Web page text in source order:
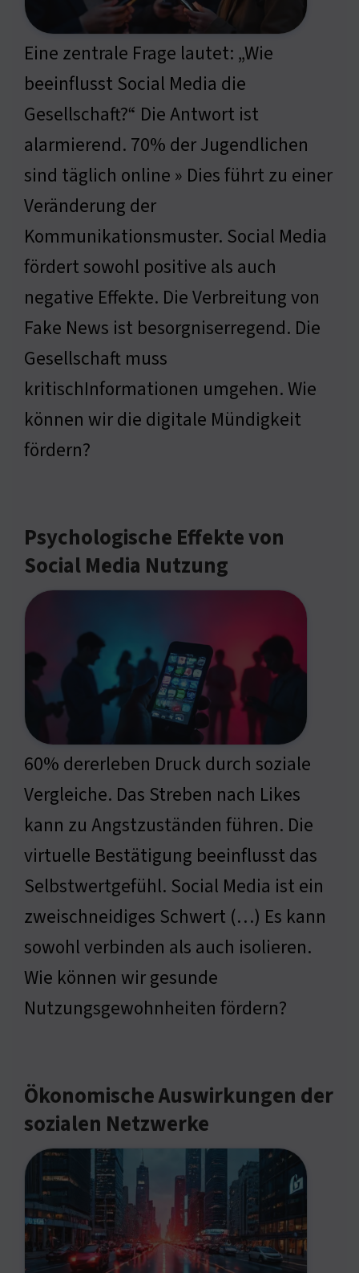
Eine zentrale Frage lautet: „Wie
beeinflusst Social Media die
Gesellschaft?“ Die Antwort ist
alarmierend. 70% der Jugendlichen
sind täglich online » Dies führt zu einer
Veränderung der
Kommunikationsmuster. Social Media
fördert sowohl positive als auch
negative Effekte. Die Verbreitung von
Fake News ist besorgniserregend. Die
Gesellschaft muss
kritischInformationen umgehen. Wie
können wir die digitale Mündigkeit
fördern?
Psychologische Effekte von
Social Media Nutzung
60% dererleben Druck durch soziale
Vergleiche. Das Streben nach Likes
kann zu Angstzuständen führen. Die
virtuelle Bestätigung beeinflusst das
Selbstwertgefühl. Social Media ist ein
zweischneidiges Schwert (…) Es kann
sowohl verbinden als auch isolieren.
Wie können wir gesunde
Nutzungsgewohnheiten fördern?
Ökonomische Auswirkungen der
sozialen Netzwerke